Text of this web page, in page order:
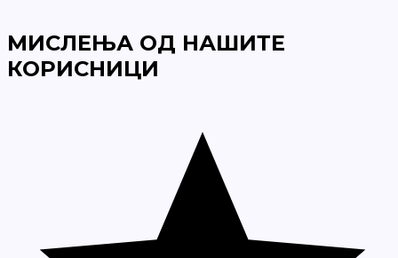
МИСЛЕЊА ОД НАШИТЕ
КОРИСНИЦИ